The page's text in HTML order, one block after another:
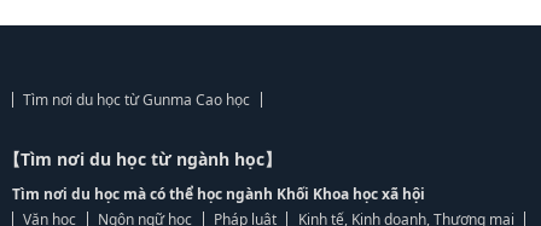
Tìm nơi du học từ Gunma Cao học
【Tìm nơi du học từ ngành học】
Tìm nơi du học mà có thể học ngành Khối Khoa học xã hội
Văn học
Ngôn ngữ học Pháp luật
Kinh tế, Kinh doanh, Thương mại